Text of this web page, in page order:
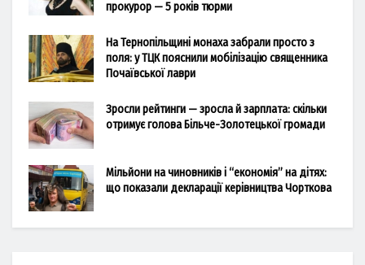
прокурор — 5 років тюрми
На Тернопільщині монаха забрали просто з
поля: у ТЦК пояснили мобілізацію священника
Почаївської лаври
Зросли рейтинги — зросла й зарплата: скільки
отримує голова Більче-Золотецької громади
Мільйони на чиновників і “економія” на дітях:
що показали декларації керівництва Чорткова